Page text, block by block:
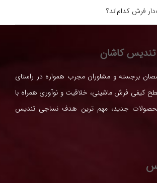
فرش کدام‌اند؟
تندیس کاشان
برجسته و مشاوران مجرب همواره در راستای
کیفی فرش ماشینی، خلاقیت و نوآوری همراه با
جدید، مهم ترین هدف نساجی تندیس